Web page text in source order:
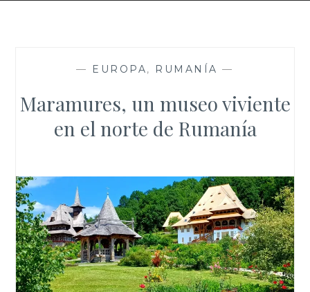
— EUROPA, RUMANÍA —
Maramures, un museo viviente
en el norte de Rumanía